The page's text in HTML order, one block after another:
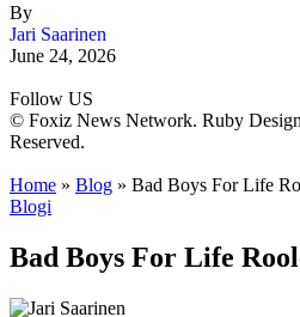
By
Jari Saarinen
June 24, 2026
Follow US
© Foxiz News Network. Ruby
Reserved.
Home » Blog » Bad Boys For Life
Blogi
Bad Boys For Life